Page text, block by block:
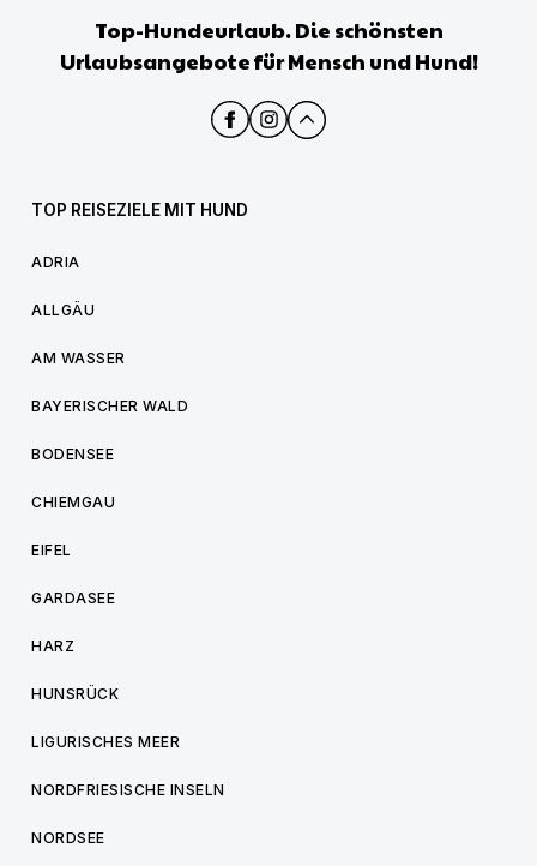
Top-Hundeurlaub. Die schönsten
Urlaubsangebote für Mensch und Hund!
TOP REISEZIELE MIT HUND
ADRIA
ALLGÄU
AM WASSER
BAYERISCHER WALD
BODENSEE
CHIEMGAU
EIFEL
GARDASEE
HARZ
HUNSRÜCK
LIGURISCHES MEER
NORDFRIESISCHE INSELN
NORDSEE